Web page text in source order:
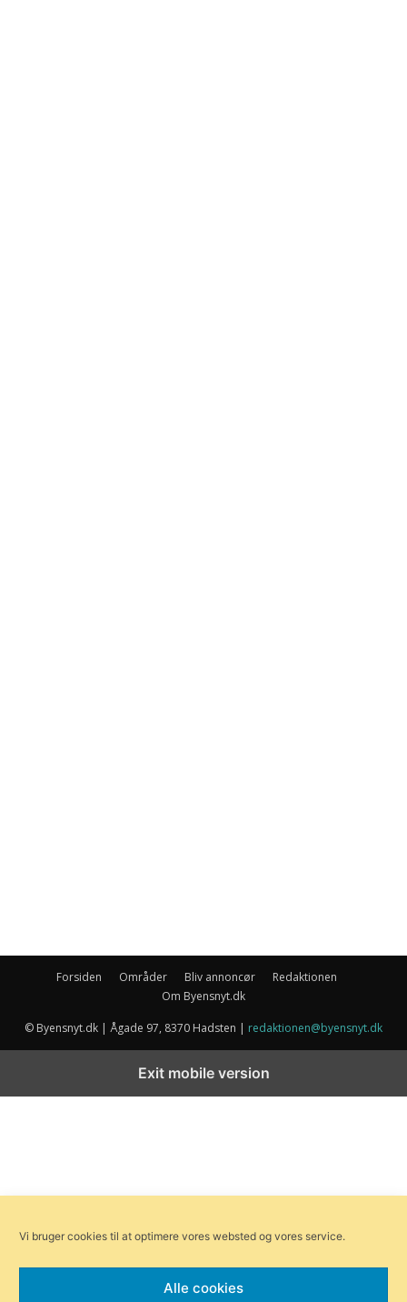
Forsiden Områder Bliv annoncør
Redaktionen
Om Byensnyt.dk
© Byensnyt.dk | Ågade 97, 8370 Hadsten | redaktionen@byensnyt.dk
Vi bruger cookies til at optimere vores websted og vores service.
Alle cookies
Exit mobile version